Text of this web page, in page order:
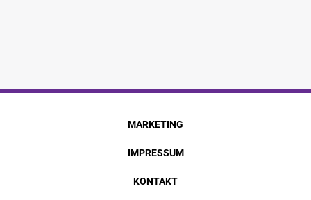
MARKETING
IMPRESSUM
KONTAKT